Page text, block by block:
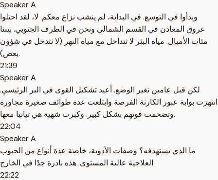
Speaker A
وبدأوا في التوسع. في البداية، لم ينشب نزاع معكم. لا، لقد احتلوا
عروق المعادن في القسم الشمالي ونحن في الطرف الجنوبي. بيننا
مئات الأميال. مياه البئر لا تتداخل مع مياه النهر (لا نتدخل في شؤون
بعض).
21:39
Speaker A
لكن قبل عامين تغير الوضع. أعيد تشكيل القوى في البر الرئيسي.
انتهزت بوابة عبور الكارثة الفرصة وابتلعت عدة طوائف صغيرة مجاورة
وتضخمت قوتهم بشكل كبير. وكبرت شهية هي تيانبا معها.
22:04
Speaker A
ما الذي يستهدفه؟ وصفات الأدوية، خاصة عدة أنواع من الحبوب
العلاجية عالية المستوى. هذه نادرة جدًا في الخارج.
22:22